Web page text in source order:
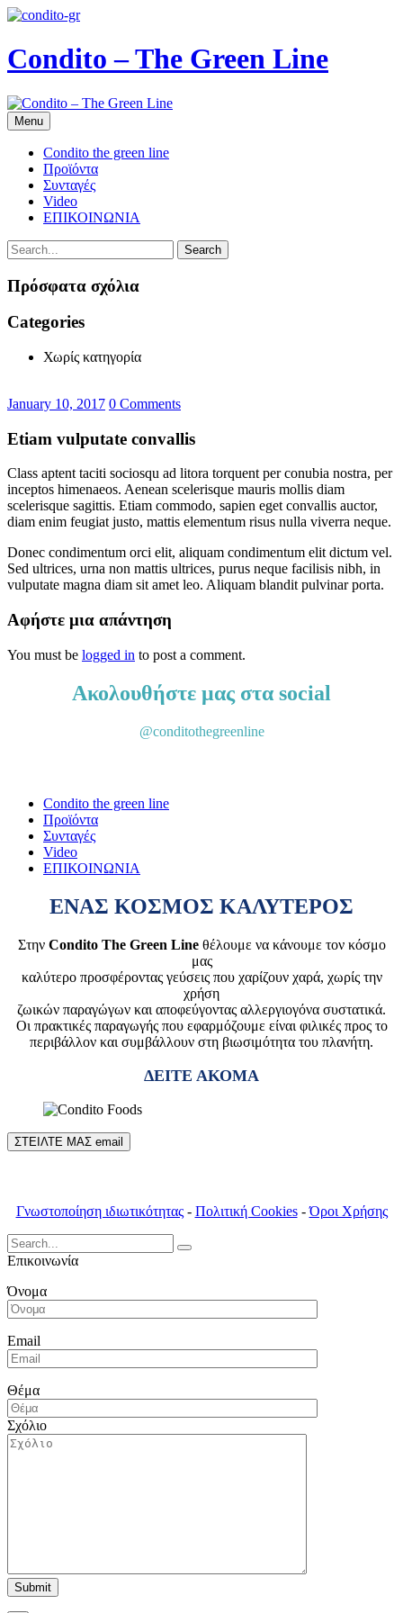
Condito – The Green Line
Menu
Condito the green line
Προϊόντα
Συνταγές
Video
ΕΠΙΚΟΙΝΩΝΙΑ
Search
Πρόσφατα σχόλια
Categories
Χωρίς κατηγορία
January 10, 2017 0 Comments
Etiam vulputate convallis
Class aptent taciti sociosqu ad litora torquent per conubia nostra, per
inceptos himenaeos. Aenean scelerisque mauris mollis diam
scelerisque sagittis. Etiam commodo, sapien eget convallis auctor,
diam enim feugiat justo, mattis elementum risus nulla viverra neque.
Donec condimentum orci elit, aliquam condimentum elit dictum vel.
Sed ultrices, urna non mattis ultrices, purus neque facilisis nibh, in
vulputate magna diam sit amet leo. Aliquam blandit pulvinar porta.
Αφήστε μια απάντηση
You must be logged in to post a comment.
Ακολουθήστε μας στα social
@conditothegreenline
Condito the green line
Προϊόντα
Συνταγές
Video
ΕΠΙΚΟΙΝΩΝΙΑ
ΕΝΑΣ ΚΟΣΜΟΣ ΚΑΛΥΤΕΡΟΣ
Στην Condito The Green Lineθέλουμε να κάνουμε τον κόσμο
μας
καλύτερο προσφέροντας γεύσεις που χαρίζουν χαρά, χωρίς την
χρήση
ζωικών παραγώγων και αποφεύγοντας αλλεργιογόνα συστατικά.
Οι πρακτικές παραγωγής που εφαρμόζουμε είναι φιλικές προς το
περιβάλλον και συμβάλλουν στη βιωσιμότητα του πλανήτη.
ΔΕΙΤΕ ΑΚΟΜΑ
ΣΤΕΙΛΤΕ ΜΑΣ email
Γνωστοποίηση ιδιωτικότητας- Πολιτική Cookies-Όροι Χρήσης
Search
for:
Επικοινωνία
Όνομα
Email
Θέμα
Σχόλιο